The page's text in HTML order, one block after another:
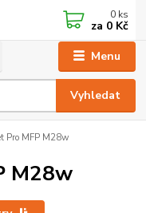
Menu
Vyhledat
0 ks
za 0 Kč
Pro MFP M28w
M28w